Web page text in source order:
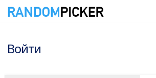
Войти